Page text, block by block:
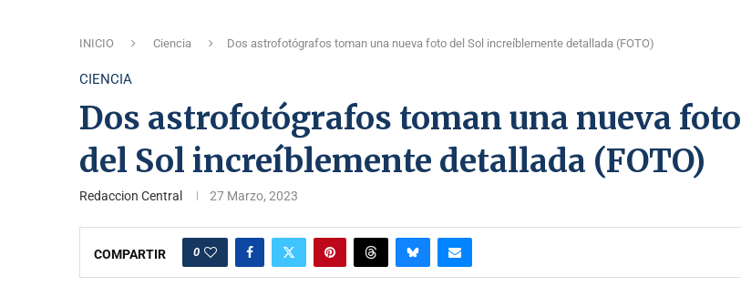
INICIO Ciencia Dos astrofotógrafos toman una nueva foto del Sol increíblemente detallada (FOTO)
CIENCIA
Dos astrofotógrafos toman una nueva foto
del Sol increíblemente detallada (FOTO)
Redaccion Central 27 Marzo, 2023
COMPARTIR 0